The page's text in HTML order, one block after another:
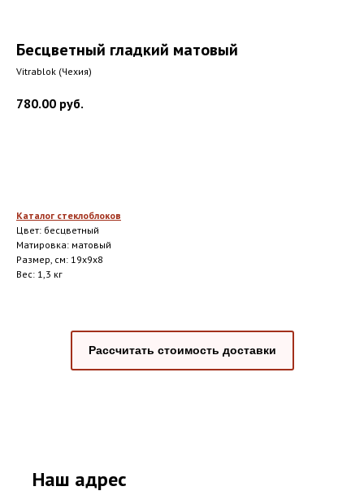
Бесцветный гладкий матовый
Vitrablok (Чехия)
780.00 руб.
Каталог стеклоблоков
Цвет: бесцветный
Матировка: матовый
Размер, см: 19x9x8
Вес: 1,3 кг
Рассчитать стоимость доставки
Наш адрес